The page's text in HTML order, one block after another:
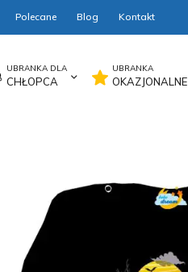
Polecane Blog Kontakt
CHŁOPCA OKAZJONALNE